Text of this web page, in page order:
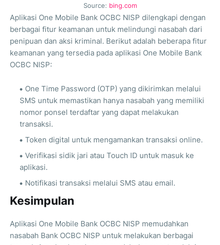
Source: bing.com
Aplikasi One Mobile Bank OCBC NISP dilengkapi dengan
berbagai fitur keamanan untuk melindungi nasabah dari
penipuan dan aksi kriminal. Berikut adalah beberapa fitur
keamanan yang tersedia pada aplikasi One Mobile Bank
OCBC NISP:
One Time Password (OTP) yang dikirimkan melalui
SMS untuk memastikan hanya nasabah yang memiliki
nomor ponsel terdaftar yang dapat melakukan
transaksi.
Token digital untuk mengamankan transaksi online.
Verifikasi sidik jari atau Touch ID untuk masuk ke
aplikasi.
Notifikasi transaksi melalui SMS atau email.
Kesimpulan
Aplikasi One Mobile Bank OCBC NISP memudahkan
nasabah Bank OCBC NISP untuk melakukan berbagai